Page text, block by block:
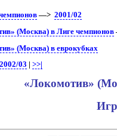
—> 2001/02
(Москва) в Лиге чемпионов
(Москва) в еврокубках
2002/03 >>|
«Локомотив»